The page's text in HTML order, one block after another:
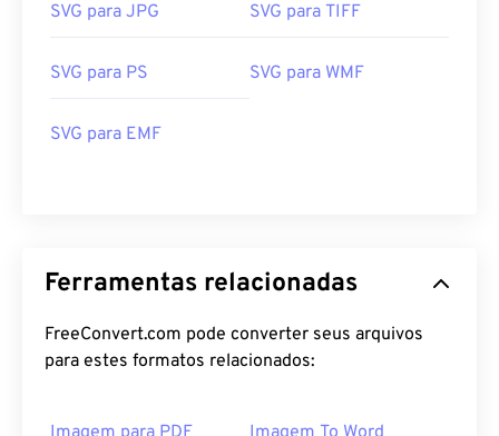
SVG para JPG SVG para TIFF
SVG para PS SVG para WMF
SVG para EMF
Ferramentas relacionadas
FreeConvert.com pode converter seus arquivos
para estes formatos relacionados: